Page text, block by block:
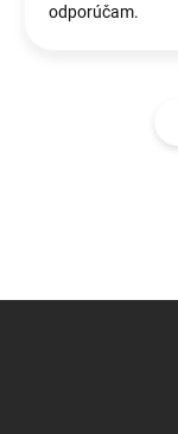
odporúčam.